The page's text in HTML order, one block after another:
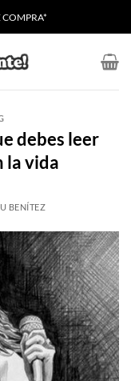
COMPRA*
debes leer
la vida
BENÍTEZ